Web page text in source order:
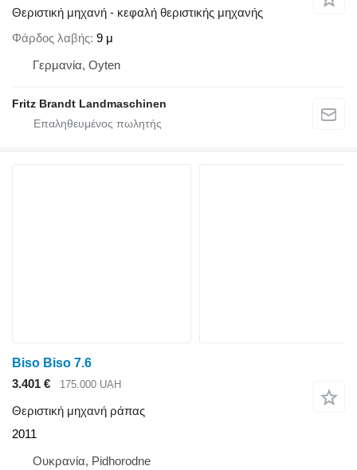
Θεριστική μηχανή - κεφαλή θεριστικής μηχανής
Φάρδος λαβής 9 μ
Γερμανία, Oyten
Fritz Brandt Landmaschinen
Biso Biso 7.6
3.401 €
175.000 UAH
Θεριστική μηχανή ράπας
2011
Ουκρανία, Pidhorodne